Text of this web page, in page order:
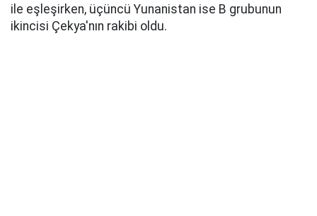
ile eşleşirken, üçüncü Yunanistan ise B grubunun
ikincisi Çekya'nın rakibi oldu.